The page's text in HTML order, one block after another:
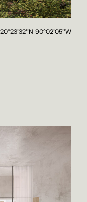
20°23'32''N 90°02'05''W